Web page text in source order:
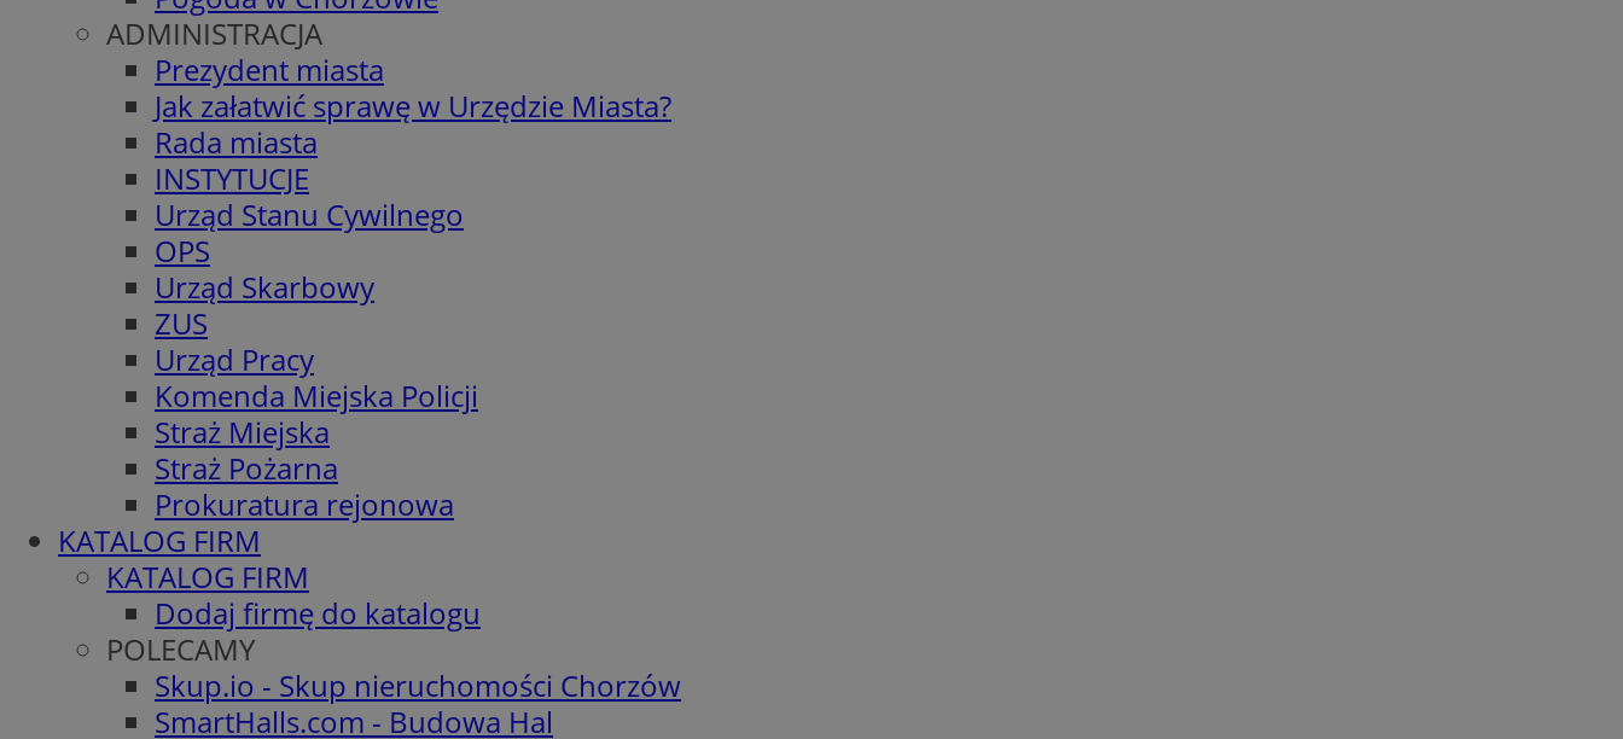
ADMINISTRACJA
Prezydent miasta
Jak załatwić sprawę w Urzędzie Miasta?
Rada miasta
INSTYTUCJE
Urząd Stanu Cywilnego
OPS
Urząd Skarbowy
ZUS
Urząd Pracy
Komenda Miejska Policji
Straż Miejska
Straż Pożarna
Prokuratura rejonowa
KATALOG FIRM
KATALOG FIRM
Dodaj firmę do katalogu
POLECAMY
Skup.io - Skup nieruchomości Chorzów
SmartHalls.com - Budowa Hal